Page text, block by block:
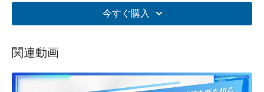
営業のDX化の必要性について
00:45:00営業力強化プログラムの事例紹介
今すぐ購入
関連動画